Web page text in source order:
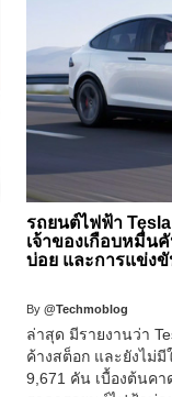
รถยนต์ไฟฟ้า
เจ้าของเกือบหมื่น
บ่อย และการแข่ง
By@Techmoblog
ล่าสุด มีรายงานว่า
ค้างสต็อก และยังไม่มี
9,671 คัน เบื้องต้นคา